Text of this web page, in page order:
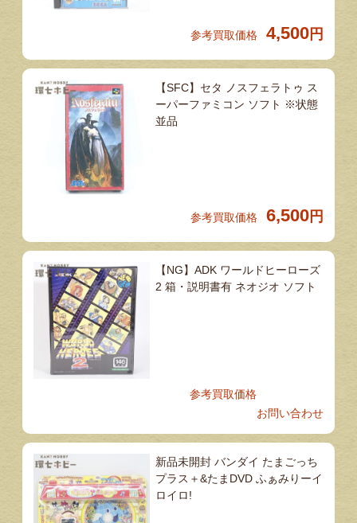
参考買取価格 4,500 円
【SFC】セタ ノスフェラトゥ ス
ーパーファミコン ソフト ※状態
並品
参考買取価格 6,500 円
【NG】ADK ワールドヒーローズ
2 箱・説明書有 ネオジオ ソフト
参考買取価格
お問い合わせ
新品未開封 バンダイ たまごっち
プラス＋&たまDVD ふぁみりーイ
ロイロ!